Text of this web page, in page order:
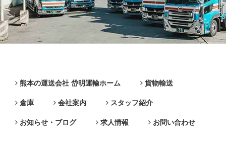
熊本の運送会社 岱明運輸ホーム
貨物輸送
倉庫
会社案内
スタッフ紹介
お知らせ・ブログ
求人情報 お問い合わせ